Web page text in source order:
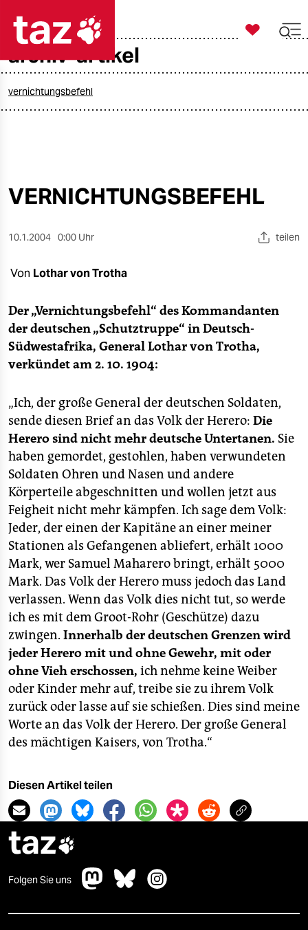
öko
sport
berlin
nord
wahrheit
verlag
verlag
veranstaltungen
shop
fragen & hilfe
unterstützen
abo
genossenschaft
epaper login

taz zahl ich
archiv-artikel
vernichtungsbefehl
VERNICHTUNGSBEFEHL
10.1.2004 0:00 Uhr teilen
Von Lothar von Trotha
Der „Vernichtungsbefehl“ des Kommandanten
der deutschen „Schutztruppe“ in Deutsch-
Südwestafrika, General Lothar von Trotha,
verkündet am 2. 10. 1904:
„Ich, der große General der deutschen Soldaten,
sende diesen Brief an das Volk der Herero: Die
Herero sind nicht mehr deutsche Untertanen. Sie
haben gemordet, gestohlen, haben verwundeten
Soldaten Ohren und Nasen und andere
Körperteile abgeschnitten und wollen jetzt aus
Feigheit nicht mehr kämpfen. Ich sage dem Volk:
Jeder, der einen der Kapitäne an einer meiner
Stationen als Gefangenen abliefert, erhält 1000
Mark, wer Samuel Maharero bringt, erhält 5000
Mark. Das Volk der Herero muss jedoch das Land
verlassen. Wenn das Volk dies nicht tut, so werde
ich es mit dem Groot-Rohr (Geschütze) dazu
zwingen. Innerhalb der deutschen Grenzen wird
jeder Herero mit und ohne Gewehr, mit oder
ohne Vieh erschossen, ich nehme keine Weiber
oder Kinder mehr auf, treibe sie zu ihrem Volk
zurück oder lasse auf sie schießen. Dies sind meine
Worte an das Volk der Herero. Der große General
des mächtigen Kaisers, von Trotha.“
Diesen Artikel teilen
taz
Folgen Sie uns